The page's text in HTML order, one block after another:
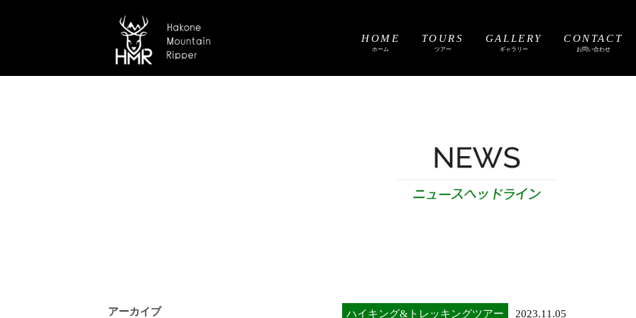
HOME
ホーム
TOURS
ツアー
GALLERY
ギャラリー
CONTACT
お問い合わせ
アーカイブ ハイキング&トレッキングツアー 2023.11.05